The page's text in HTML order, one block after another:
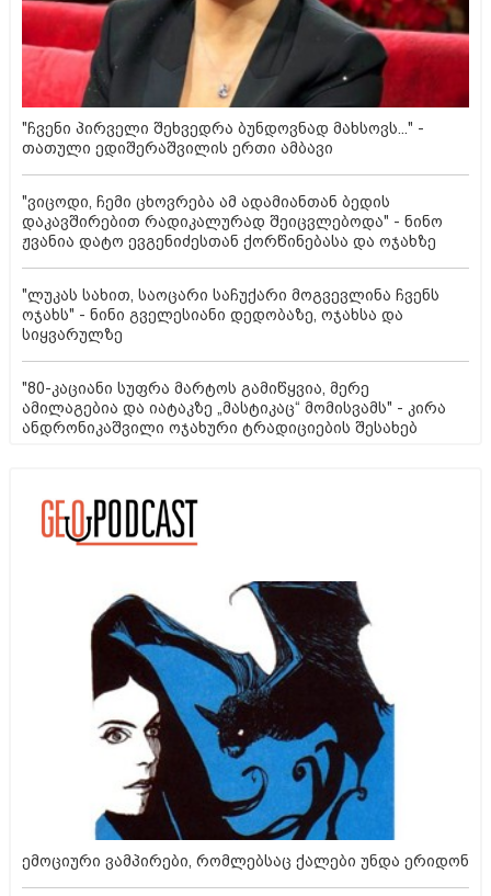
"ჩვენი პირველი შეხვედრა ბუნდოვნად მახსოვს..." -
თათული ედიშერაშვილის ერთი ამბავი
"ვიცოდი, ჩემი ცხოვრება ამ ადამიანთან ბედის
დაკავშირებით რადიკალურად შეიცვლებოდა" - ნინო
ჟვანია დატო ევგენიძესთან ქორწინებასა და ოჯახზე
"ლუკას სახით, საოცარი საჩუქარი მოგვევლინა ჩვენს
ოჯახს" - ნინი გველესიანი დედობაზე, ოჯახსა და
სიყვარულზე
"80-კაციანი სუფრა მარტოს გამიწყვია, მერე
ამილაგებია და იატაკზე „მასტიკაც“ მომისვამს" - კირა
ანდრონიკაშვილი ოჯახური ტრადიციების შესახებ
ემოციური ვამპირები, რომლებსაც ქალები უნდა ერიდონ